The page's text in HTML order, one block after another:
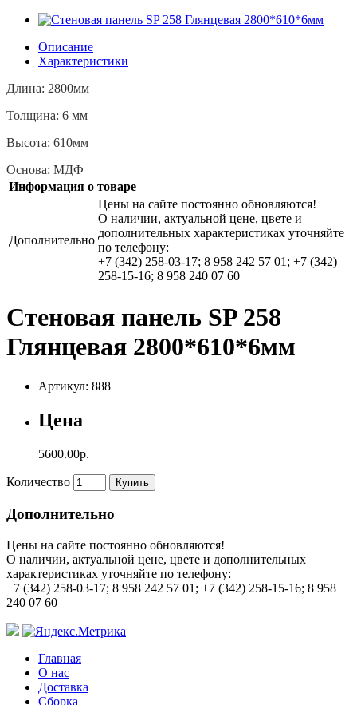
Описание
Характеристики
Длина: 2800мм
Толщина: 6 мм
Высота: 610мм
Основа: МДФ
Информация о товаре
Дополнительно
Цены на сайте постоянно обновляются!
О наличии, актуальной цене, цвете и
дополнительных характеристиках уточняйте
по телефону:
+7 (342) 258-03-17; 8 958 242 57 01; +7 (342)
258-15-16; 8 958 240 07 60
Стеновая панель SP 258
Глянцевая 2800*610*6мм
Артикул: 888
Цена
5600.00р.
Количество Купить
Дополнительно
Цены на сайте постоянно обновляются!
О наличии, актуальной цене, цвете и дополнительных
характеристиках уточняйте по телефону:
+7 (342) 258-03-17; 8 958 242 57 01; +7 (342) 258-15-16; 8 958
240 07 60
Главная
О нас
Доставка
Сборка